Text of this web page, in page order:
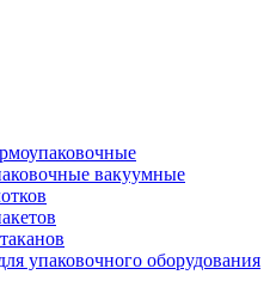
вакуумные
упаковочного оборудования